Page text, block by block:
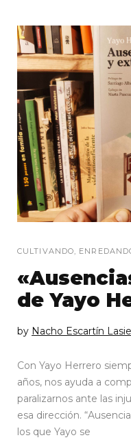
CULTIVANDO,
de Yayo
by Nacho Escartín
Con Yayo Herrero
años, nos ayuda a
paralizarnos ante las
esa dirección.
los que Yayo se